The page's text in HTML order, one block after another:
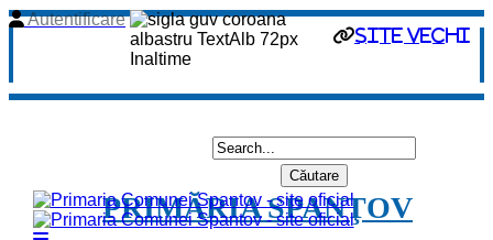
site vechi
Autentificare
PRIMĂRIA SPANŢOV